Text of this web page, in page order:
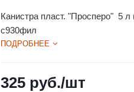
Канистра пласт. "Просперо" 5
с930фил
ПОДРОБНЕЕ
325 руб./шт